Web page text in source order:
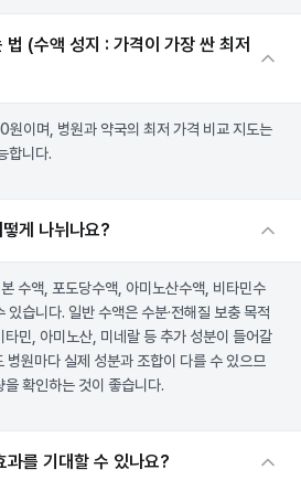
법 (수액 성지 : 가격이 가장 싼 최저
이며, 병원과 약국의 최저 가격 비교 지도는
합니다.
게 나뉘나요?
수액, 포도당수액, 아미노산수액, 비타민수
있습니다. 일반 수액은 수분·전해질 보충 목적
민, 아미노산, 미네랄 등 추가 성분이 들어갈
병원마다 실제 성분과 조합이 다를 수 있으므
확인하는 것이 좋습니다.
과를 기대할 수 있나요?